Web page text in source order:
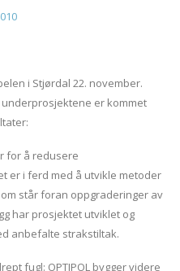
i Stjørdal 22. november.
underprosjektene er kommet
for å redusere
er i ferd med å utvikle metoder
står foran oppgraderinger av
har prosjektet utviklet og
anbefalte strakstiltak.
fugl: OPTIPOL bygger videre